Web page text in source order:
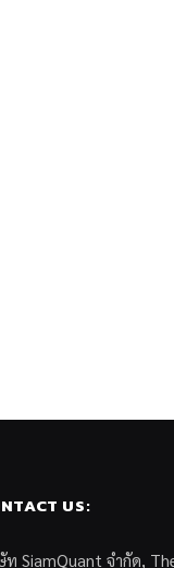
US:
ท SiamQuant จำกัด,